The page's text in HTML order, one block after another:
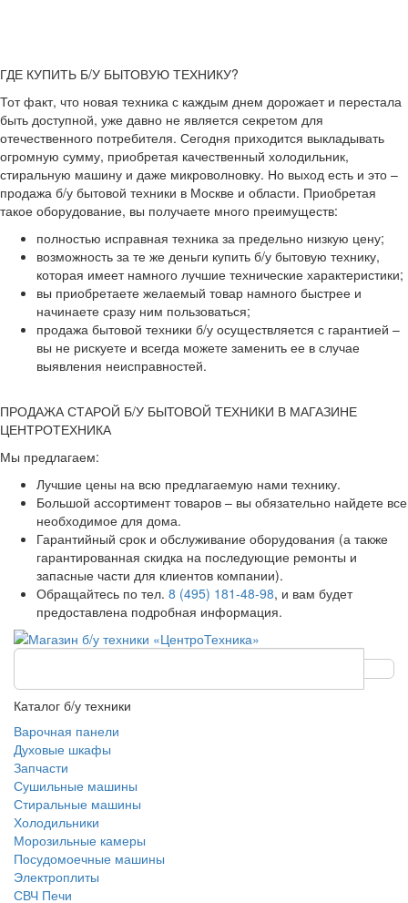
ГДЕ КУПИТЬ Б/У БЫТОВУЮ ТЕХНИКУ?
Тот факт, что новая техника с каждым днем дорожает и перестала
быть доступной, уже давно не является секретом для
отечественного потребителя. Сегодня приходится выкладывать
огромную сумму, приобретая качественный холодильник,
стиральную машину и даже микроволновку. Но выход есть и это –
продажа б/у бытовой техники в Москве и области. Приобретая
такое оборудование, вы получаете много преимуществ:
полностью исправная техника за предельно низкую цену;
возможность за те же деньги купить б/у бытовую технику,
которая имеет намного лучшие технические характеристики;
вы приобретаете желаемый товар намного быстрее и
начинаете сразу ним пользоваться;
продажа бытовой техники б/у осуществляется с гарантией –
вы не рискуете и всегда можете заменить ее в случае
выявления неисправностей.
ПРОДАЖА СТАРОЙ Б/У БЫТОВОЙ ТЕХНИКИ В МАГАЗИНЕ
ЦЕНТРОТЕХНИКА
Мы предлагаем:
Лучшие цены на всю предлагаемую нами технику.
Большой ассортимент товаров – вы обязательно найдете все
необходимое для дома.
Гарантийный срок и обслуживание оборудования (а также
гарантированная скидка на последующие ремонты и
запасные части для клиентов компании).
Обращайтесь по тел. 8 (495) 181-48-98, и вам будет
предоставлена подробная информация.
Каталог б/у техники
Варочная панели
Духовые шкафы
Запчасти
Сушильные машины
Стиральные машины
Холодильники
Морозильные камеры
Посудомоечные машины
Электроплиты
СВЧ Печи